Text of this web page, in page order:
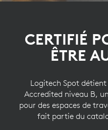
CERTIFIÉ
ÊTRE
Logitech Spot
Accredited niveau B,
pour des espaces de
fait partie du